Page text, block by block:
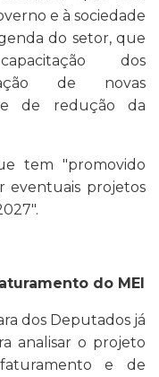
e à sociedade
do setor, que
dos
de novas
e de redução da
tem "promovido
eventuais projetos
do MEI
dos Deputados já
analisar o projeto
e de